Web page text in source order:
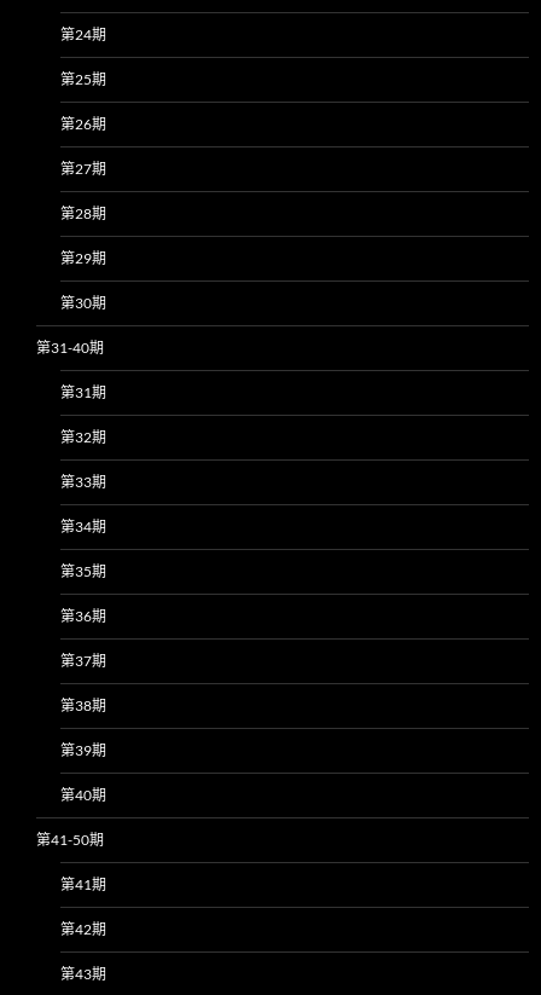
第24期
第25期
第26期
第27期
第28期
第29期
第30期
第31-40期
第31期
第32期
第33期
第34期
第35期
第36期
第37期
第38期
第39期
第40期
第41-50期
第41期
第42期
第43期